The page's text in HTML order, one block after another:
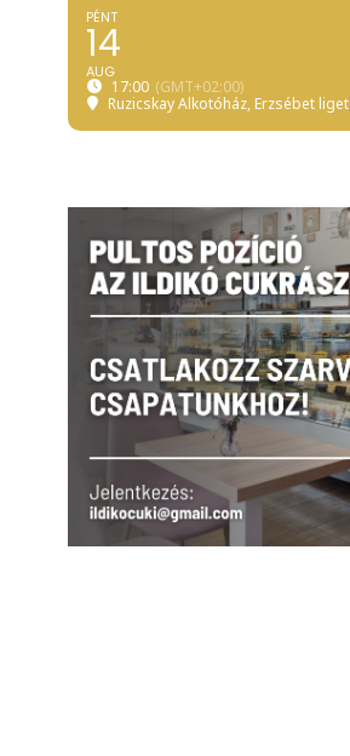
PÉNT
14
AUG
17:00 (GMT+02:00)
Ruzicskay Alkotóház, Erzsébet liget